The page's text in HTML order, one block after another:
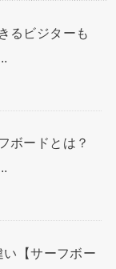
るビジターも
ボードとは？
【サーフボー